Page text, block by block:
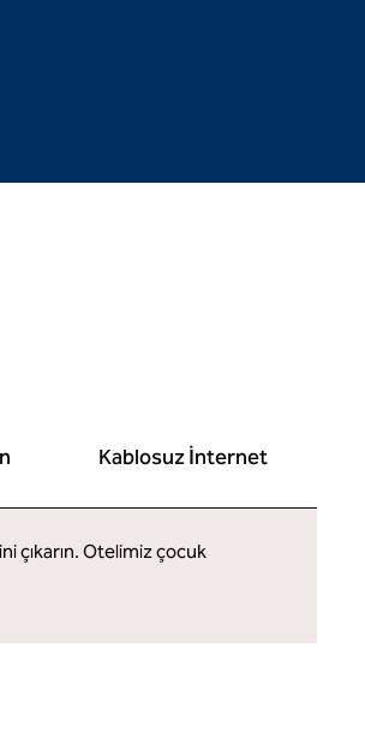
Kablosuz İnternet
çıkarın. Otelimiz çocuk